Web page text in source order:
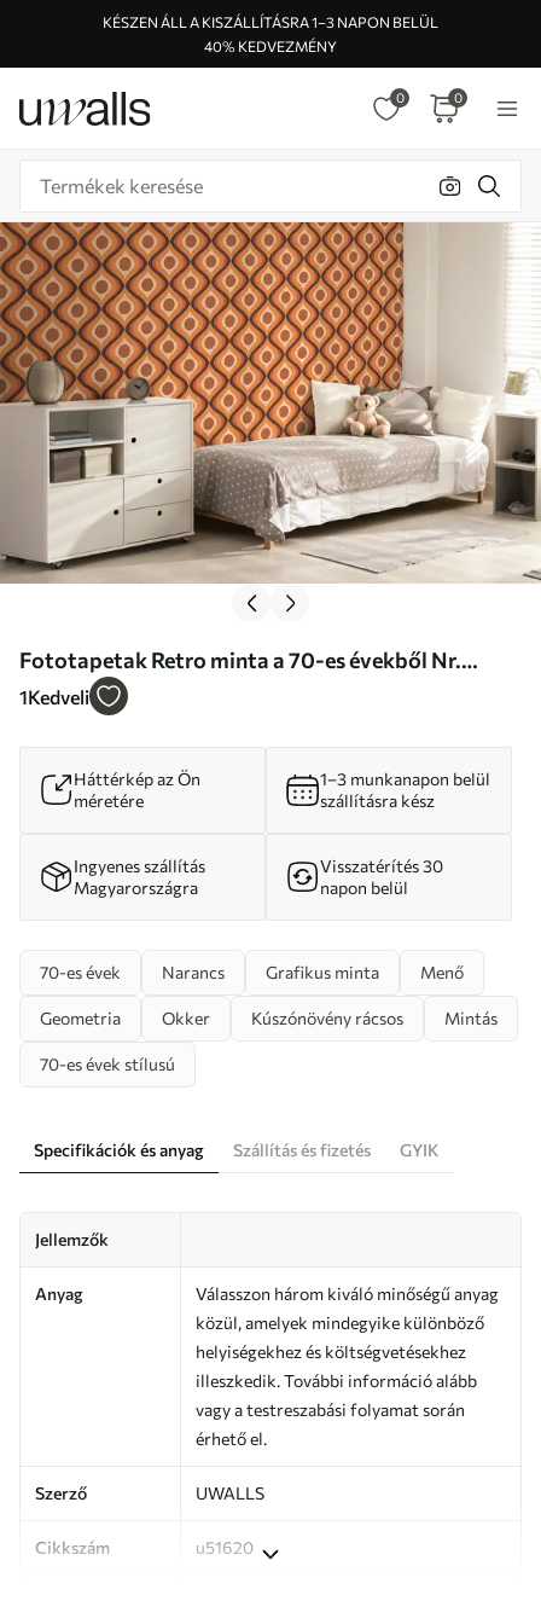
KÉSZEN ÁLL A KISZÁLLÍTÁSRA 1–3 NAPON BELÜL
40% KEDVEZMÉNY
0 0
Fototapetak Retro minta a 70-es évekből Nr.
u51620
1Kedveli
Háttérkép az Ön
méretére
1–3 munkanapon belül
szállításra kész
Ingyenes szállítás
Magyarországra
Visszatérítés 30
napon belül
70-es évek Narancs Grafikus minta Menő
Geometria Okker Kúszónövény rácsos Mintás
70-es évek stílusú
Specifikációk és anyag Szállítás és fizetés GYIK
Jellemzők
Anyag
Válasszon három kiváló minőségű anyag
közül, amelyek mindegyike különböző
helyiségekhez és költségvetésekhez
illeszkedik. További információ alább
vagy a testreszabási folyamat során
érhető el.
Szerző UWALLS
Cikkszám u51620